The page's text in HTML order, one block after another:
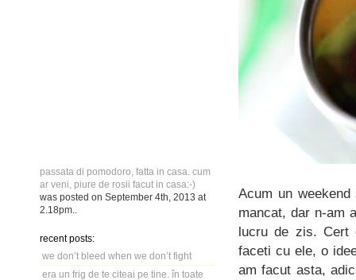
passata di pomodoro, fatta in casa. cum
ar veni, piure de rosii facut in casa:-)
was posted on September 4th, 2013 at
2.18pm
recent posts:
we don’t bleed when we don’t fight
era un frig de te citeai pe tine. în toate
Acum un
mancat, dar n-am
lucru de zis. Cert
faceti cu ele, o
am facut asta,